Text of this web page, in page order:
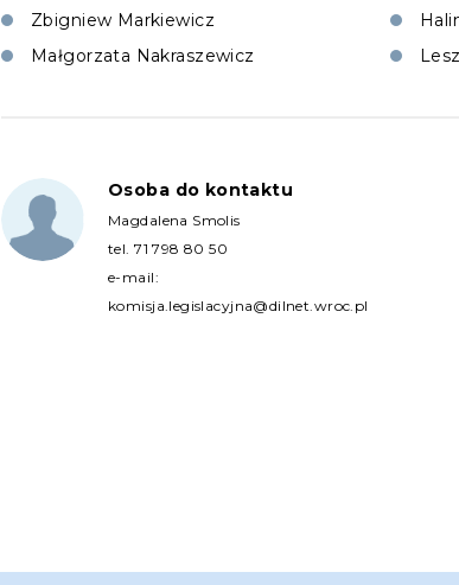
Zbigniew Markiewicz
Małgorzata Nakraszewicz
Osoba do kontaktu
Magdalena Smolis
tel.71 798 80 50
e-mail:
komisja.legislacyjna@dilnet.wroc.pl